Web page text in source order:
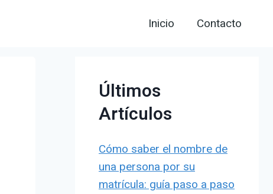
Inicio Contacto
Últimos
Artículos
Cómo saber el nombre de
una persona por su
matrícula: guía paso a paso